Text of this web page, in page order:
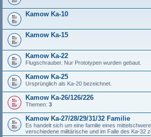
Kamow Ka-10
Kamow Ka-15
Kamow Ka-22
Flugschrauber. Nur Prototypen wurden gebaut.
Kamow Ka-25
Ursprünglich als Ka-20 bezeichnet.
Kamow Ka-26/126/226
Themen: 3
Kamow Ka-27/28/29/31/32 Familie
Es handelt sich um eine familie eines
verschiedene militärische und im Falle des Ka-32